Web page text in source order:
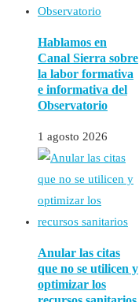
Hablamos en
Canal Sierra sobre
la labor formativa
e informativa del
Observatorio
1 agosto 2026
Anular las citas
que no se utilicen y
optimizar los